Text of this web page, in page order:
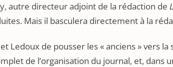
autre directeur adjoint de la rédaction de
Mais il basculera directement à la
Ledoux de pousser les « anciens » vers
de l’organisation du journal, et, dans